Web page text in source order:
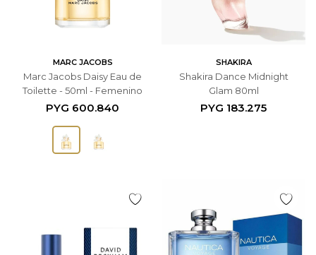
MARC JACOBS
Marc Jacobs Daisy Eau de
Toilette - 50ml - Femenino
PYG 600.840
SHAKIRA
Shakira Dance Midnight
Glam 80ml
PYG 183.275